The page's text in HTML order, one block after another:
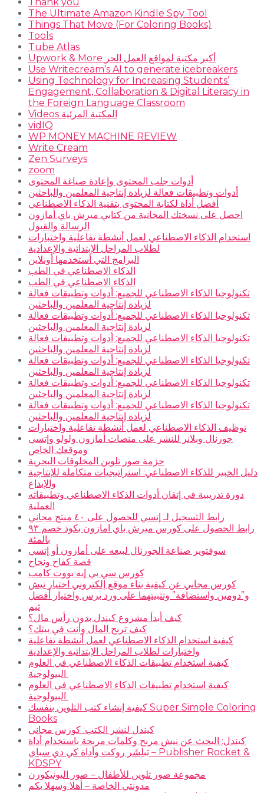
Thank you
The Ultimate Amazon Kindle Spy Tool
Things That Move (For Coloring Books)
Tools
Tube Atlas
Upwork & More أكبر مكتبة لمواقع العمل الحر
Use Writecream’s AI to generate icebreakers
Using Technology for Increasing Students’
Engagement, Collaboration & Digital Literacy in
the Foreign Language Classroom
Videos المكتبة المرئية
vidIQ
WP MONEY MACHINE REVIEW
Write Cream
Zen Surveys
zoom
أدوات جلب المحتوى وإعادة صياغة المحتوى
أدوات وتطبيقات فعالة لزيادة إنتاجية المعلمين والباحثين
أفضل أداة لكتابة المحتوى بتقنية الذكاء الاصطناعي
احصل على نسختك المجانية من كتابي ميرش باي أمازون
الرسالة والقبول
استخدام الذكاء الاصطناعي لعمل أنشطة تفاعلية واختبارات
لطلاب المراحل الإبتدائية والإعدادية
البرامج التي أستخدمها أونلاين
الذكاء الاصطناعي في الطب
الذكاء الاصطناعي في الطب
تكنولوجيا الذكاء الاصطناعي للجميع: أدوات وتطبيقات فعالة
لزيادة إنتاجية المعلمين والباحثين
تكنولوجيا الذكاء الاصطناعي للجميع: أدوات وتطبيقات فعالة
لزيادة إنتاجية المعلمين والباحثين
تكنولوجيا الذكاء الاصطناعي للجميع: أدوات وتطبيقات فعالة
لزيادة إنتاجية المعلمين والباحثين
تكنولوجيا الذكاء الاصطناعي للجميع: أدوات وتطبيقات فعالة
لزيادة إنتاجية المعلمين والباحثين
تكنولوجيا الذكاء الاصطناعي للجميع: أدوات وتطبيقات فعالة
لزيادة إنتاجية المعلمين والباحثين
تكنولوجيا الذكاء الاصطناعي للجميع: أدوات وتطبيقات فعالة
لزيادة إنتاجية المعلمين والباحثين
توظيف الذكاء الاصطناعي لعمل أنشطة تفاعلية واختبارات
جورنال وبلانر للنشر على منصات أمازون ولولو وإتسي
وموقعك الخاص
حزمة صور تلوين المخلوقات البحرية
دليل الخبير للذكاء الاصطناعي: استراتيجيات متكاملة للإنتاجية
والإبداع
دورة تدريبية في إتقان أدوات الذكاء الاصطناعي وتطبيقاته
العملية
رابط التسجيل لـ إتسي للحصول على ٤٠ منتج مجاني
رابط الحصول على كورس ميرش باي امازون بكود خصم ٩٣
بالمئة
سوفتوير صناعة الجورنال لبيعه على أمازون أو إتسي
قصة كفاح ونجاح
كورس سي بي إيه بووت كامب
كورس مجاني عن كيفية بناء موقع إلكتروني اختيار نيش
و”دومين واستضافة” وتثبيتهما على ورد برس واختيار أفضل
ثيم
كيف أبدأ مشروع كيندل بدون رأس مال؟
كيف تربح المال وأنت في بيتك؟
كيفية استخدام الذكاء الاصطناعي لعمل أنشطة تفاعلية
واختبارات لطلاب المراحل الإبتدائية والإعدادية
كيفية استخدام تطبيقات الذكاء الاصطناعي في العلوم
كيفية استخدام تطبيقات الذكاء الاصطناعي في العلوم
كيفية إنشاء كتب التلوين بنفسك Super Simple Coloring
Books
كيندل لنشر الكتب: كورس مجاني
كيندل: البحث عن نيش مربح وكلمات مربحة باستخدام أداة
بَبلِشَر روكت وأداة كي دي سباي – Publisher Rocket &
KDSPY
مجموعة صور تلوين للأطفال – صور اليونيكورن
مدونتي الخاصة – أهلا وسهلا بكم